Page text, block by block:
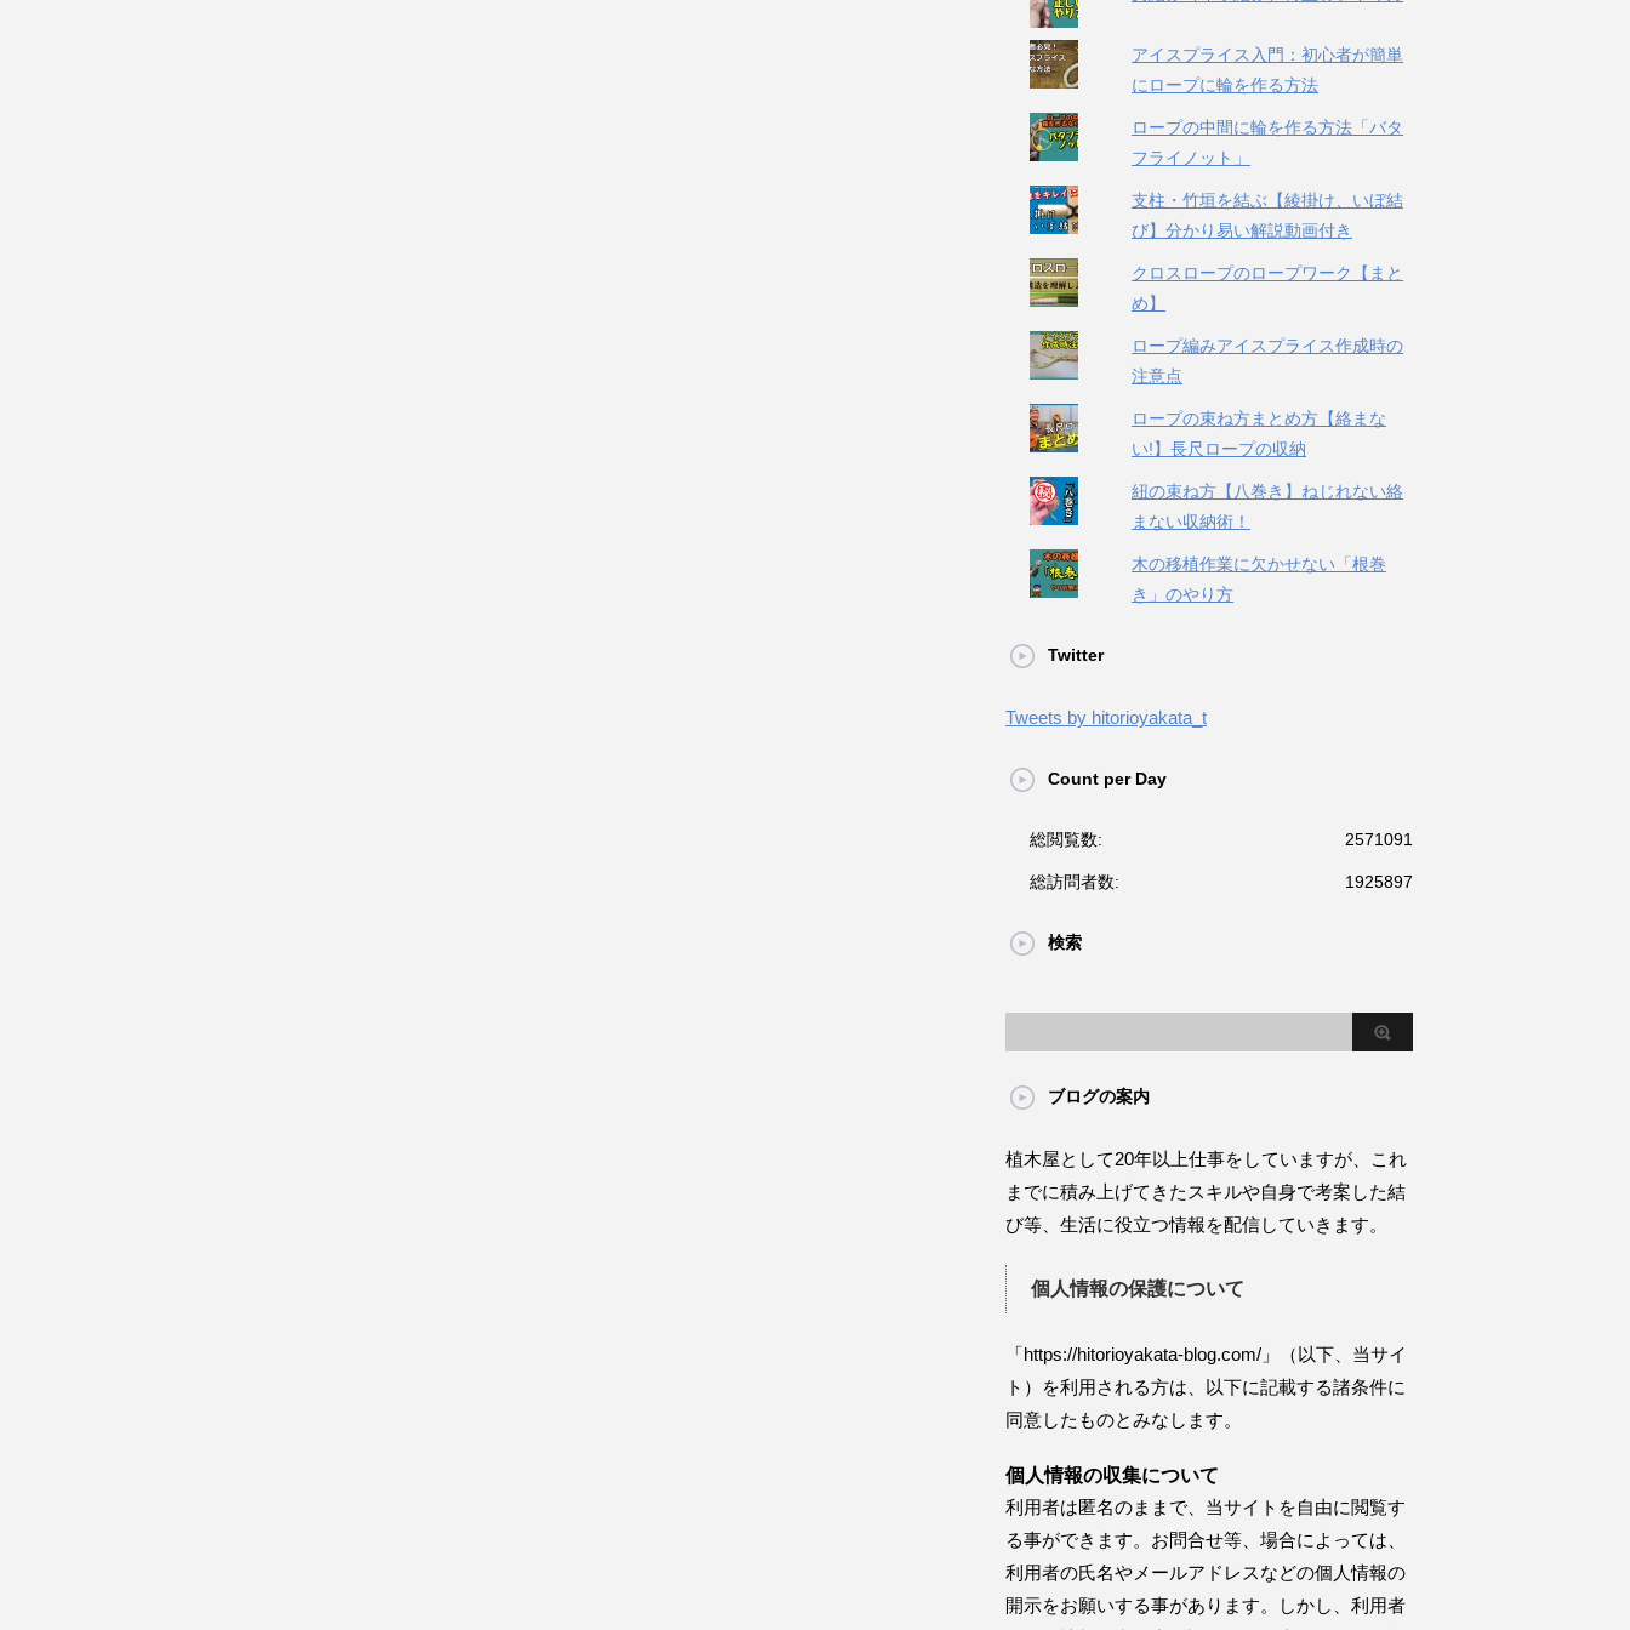
アイスプライス入門：初心者が簡単
にロープに輪を作る方法
ロープの中間に輪を作る方法「バタ
フライノット」
支柱・竹垣を結ぶ【綾掛け、いぼ結
び】分かり易い解説動画付き
クロスロープのロープワーク【まと
め】
ロープ編みアイスプライス作成時の
注意点
ロープの束ね方まとめ方【絡まな
い!】長尺ロープの収納
紐の束ね方【八巻き】ねじれない絡
まない収納術！
木の移植作業に欠かせない「根巻
き」のやり方
Twitter
Tweets by hitorioyakata_t
Count per Day
2571091
総閲覧数:
1925897
総訪問者数:
検索
ブログの案内
植木屋として20年以上仕事をしていますが、これ
までに積み上げてきたスキルや自身で考案した結
び等、生活に役立つ情報を配信していきます。
個人情報の保護について
「https://hitorioyakata-blog.com/」（以下、当サイ
ト）を利用される方は、以下に記載する諸条件に
同意したものとみなします。
個人情報の収集について
利用者は匿名のままで、当サイトを自由に閲覧す
る事ができます。お問合せ等、場合によっては、
利用者の氏名やメールアドレスなどの個人情報の
開示をお願いする事があります。しかし、利用者